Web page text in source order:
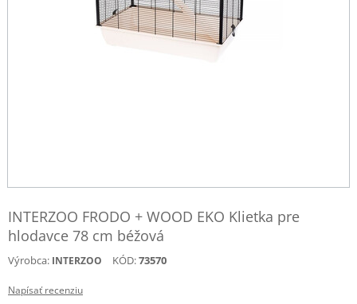
INTERZOO FRODO + WOOD EKO Klietka pre
hlodavce 78 cm béžová
Výrobca: INTERZOO KÓD:73570
Napísať recenziu